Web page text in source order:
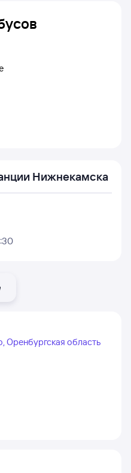
Оренбургская область
Нижнекамска